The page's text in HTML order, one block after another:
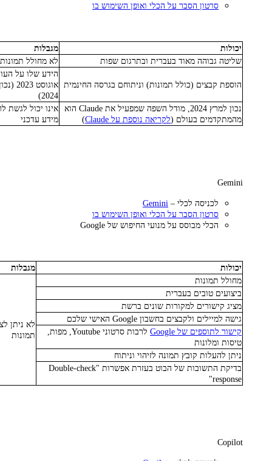
סרטון הסבר על הכלי ואופן השימוש בו
יכולות
מגבלות
שליטה גבוהה מאוד בעברית ובתרגום שפות
לא מחולל
הוספת קבצים (כולל תמונות) וניתוחם בגרסה החינמית
הידע שלו על
2024)
נכון למרץ 2024, מודל השפה שמפעיל את Claude הוא
מהמתקדמים בעולם (לקריאה נוספת על Claude )
אינו יכול לגשת
מידע עדכני
Gemini
לכניסה לכלי – Gemini
סרטון הסבר על הכלי ואופן השימוש בו
הכלי מבוסס על מנועי החיפוש של Google
יכולות
מגבלות
מחולל תמונות
לא ניתן
תמונות
ביצועים טובים בעברית
מציג קישורים למקורות שונים ברשת
גישה למיילים ולקבצים בחשבון Google האישי שלכם
קישור לתוספים של Google
לרבות סרטוני Youtube, מפות,
טיסות ומלונות
ניתן להעלות קובץ תמונה לזיהוי וניתוח
בדיקת התשובות של הבוט בעזרת אפשרות "Double-check
response"
Copilot